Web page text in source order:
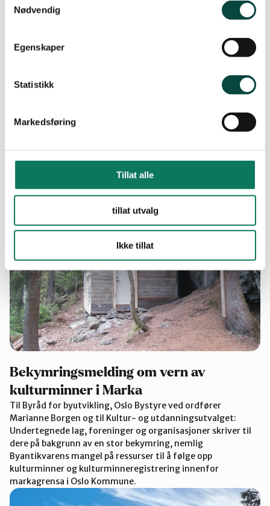
Nødvendig
Egenskaper
Statistikk
Markedsføring
Tillat alle
tillat utvalg
Ikke tillat
natur- og opplevelsesverdier kan gis før
All hogst i marka må søkes om og godkjennes av
ingen samlet oversikt over søknader og vedtak. NOA krever
en bedre prosess som sikrer at markaorganisasjonene og
allmennheten kan gi innspill om viktige natur- og
opplevelsesverdier – FØR kommunen fatter vedtak og
Bekymringsmelding om vern av
kulturminner i Marka
Til Byråd for byutvikling, Oslo Bystyre ved ordfører
Marianne Borgen og til Kultur- og utdanningsutvalget:
Undertegnede lag, foreninger og organisasjoner skriver til
dere på bakgrunn av en stor bekymring, nemlig
Byantikvarens mangel på ressurser til å følge opp
kulturminner og kulturminneregistrering innenfor
markagrensa i Oslo Kommune.